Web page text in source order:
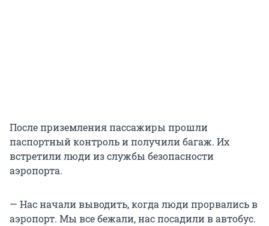
После приземления пассажиры прошли
паспортный контроль и получили багаж. Их
встретили люди из службы безопасности
аэропорта.
— Нас начали выводить, когда люди прорвались в
аэропорт. Мы все бежали, нас посадили в автобус.